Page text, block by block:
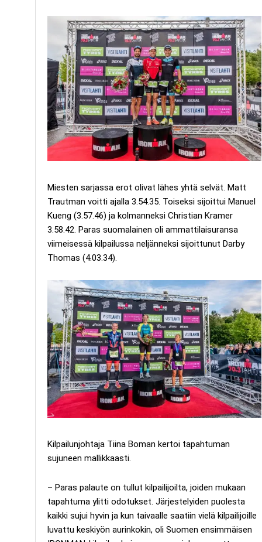
Miesten sarjassa erot olivat lähes yhtä selvät. Matt
Trautman voitti ajalla 3.54.35. Toiseksi sijoittui Manuel
Kueng (3.57.46) ja kolmanneksi Christian Kramer
3.58.42. Paras suomalainen oli ammattilaisuransa
viimeisessä kilpailussa neljänneksi sijoittunut Darby
Thomas (4.03.34).
Kilpailunjohtaja Tiina Boman kertoi tapahtuman
sujuneen mallikkaasti.
– Paras palaute on tullut kilpailijoilta, joiden mukaan
tapahtuma ylitti odotukset. Järjestelyiden puolesta
kaikki sujui hyvin ja kun taivaalle saatiin vielä kilpailijoille
luvattu keskiyön aurinkokin, oli Suomen ensimmäisen